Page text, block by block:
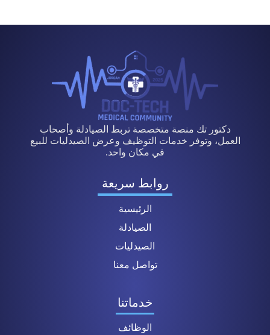
دكتور تك منصة متخصصة تربط الصيادلة وأصحاب
العمل، وتوفر خدمات التوظيف وعرض الصيدليات للبيع
في مكان واحد.
روابط سريعة
الرئيسية
الصيادلة
الصيدليات
تواصل معنا
خدماتنا
الوظائف